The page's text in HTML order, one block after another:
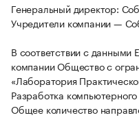
Генеральный директор:
Учредители компании —
В соответствии с данными
компании Общество с
«Лаборатория
Разработка
Общее количество